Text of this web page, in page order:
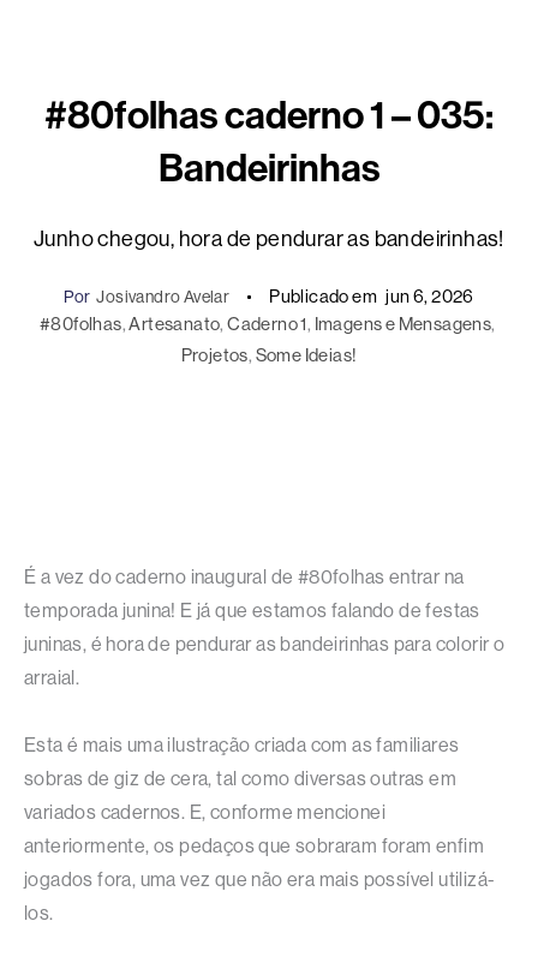
#80folhas caderno 1 – 035:
Bandeirinhas
Junho chegou, hora de pendurar as bandeirinhas!
Por Josivandro Avelar Publicado em jun 6, 2026
#80folhas, Artesanato, Caderno 1, Imagens e Mensagens
Projetos, Some Ideias!
É a vez do caderno inaugural de #80folhas entrar na
temporada junina! E já que estamos falando de festas
juninas, é hora de pendurar as bandeirinhas para colorir o
arraial.
Esta é mais uma ilustração criada com as familiares
sobras de giz de cera, tal como diversas outras em
variados cadernos. E, conforme mencionei
anteriormente, os pedaços que sobraram foram enfim
jogados fora, uma vez que não era mais possível utilizá-
los.